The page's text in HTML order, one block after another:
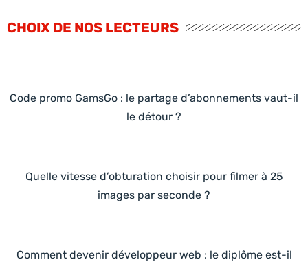
CHOIX DE NOS LECTEURS
Code promo GamsGo : le partage d’abonnements vaut-il
le détour ?
Quelle vitesse d’obturation choisir pour filmer à 25
images par seconde ?
Comment devenir développeur web : le diplôme est-il